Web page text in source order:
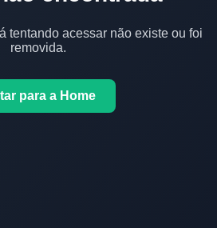
tentando acessar não existe ou foi
removida.
para a Home